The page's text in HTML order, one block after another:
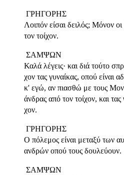
ΓΡΗΓΟΡΗΣ
Λοιπόν είσαι δειλός; Μόνον οι
τον τοίχον.
ΣΑΜΨΩΝ
Καλά λέγεις· και διά τούτο
χον τας γυναίκας, οπού είναι
κ' εγώ, αν πιασθώ με τους
άνδρας από τον τοίχον, και τας
χον.
ΓΡΗΓΟΡΗΣ
Ο πόλεμος είναι μεταξύ των
ανδρών οπού τους δουλεύουν.
ΣΑΜΨΩΝ